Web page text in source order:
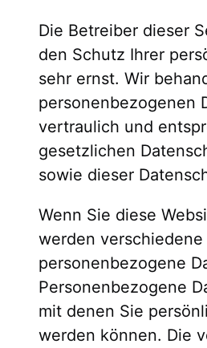
Die Betreiber dieser
den Schutz Ihrer
sehr ernst. Wir
personenbezogenen
vertraulich und
gesetzlichen
sowie dieser
Wenn Sie diese
werden verschiedene
personenbezogene
Personenbezogene
mit denen Sie
werden können. Die